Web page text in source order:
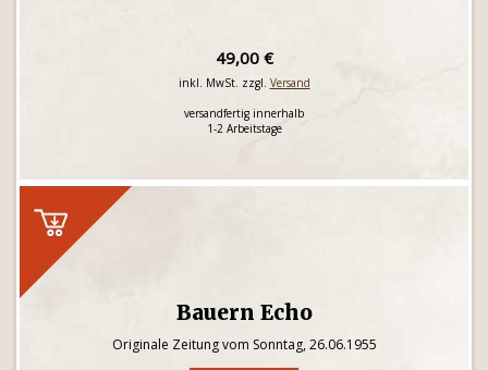
49,00 €
inkl. MwSt. zzgl. Versand
versandfertig innerhalb
1-2 Arbeitstage
Bauern Echo
Originale Zeitung vom Sonntag, 26.06.1955